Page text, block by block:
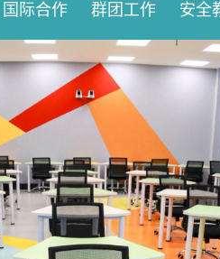
国际合作 群团工作 安全